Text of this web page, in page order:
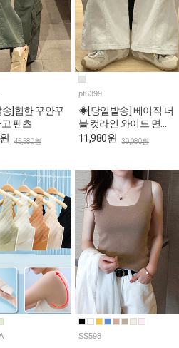
송]힙한 꾸안꾸
팬츠
45,580원
pt6399
◈[당일발송] 베이직 더
블 컷라인 와이드 면바
지
11,980원 39,980원
SS598